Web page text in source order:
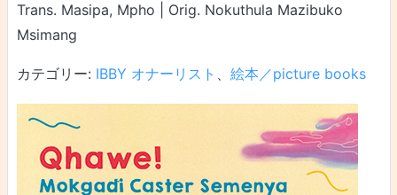
Trans. Masipa, Mpho | Orig. Nokuthula Mazibuko
Msimang
カテゴリー: IBBY オナーリスト 、 絵本／picture books